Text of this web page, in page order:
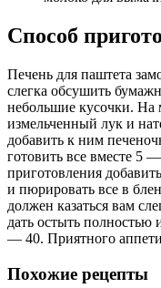
Способ
Печень для паштета
слегка обсушить
небольшие кусочки. На
измельченный лук и
добавить к ним
готовить все вместе 5
приготовления
и пюрировать все в
должен казаться вам
дать остыть полностью
— 40. Приятного
Похожие рецепты